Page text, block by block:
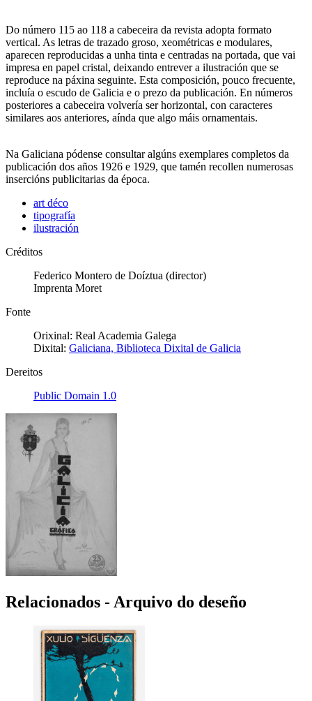
Do número 115 ao 118 a cabeceira da revista adopta formato
vertical. As letras de trazado groso, xeométricas e modulares,
aparecen reproducidas a unha tinta e centradas na portada, que vai
impresa en papel cristal, deixando entrever a ilustración que se
reproduce na páxina seguinte. Esta composición, pouco frecuente,
incluía o escudo de Galicia e o prezo da publicación. En números
posteriores a cabeceira volvería ser horizontal, con caracteres
similares aos anteriores, aínda que algo máis ornamentais.
Na Galiciana pódense consultar algúns exemplares completos da
publicación dos años 1926 e 1929, que tamén recollen numerosas
insercións publicitarias da época.
art déco
tipografía
ilustración
Créditos
Federico Montero de Doíztua (director)
Imprenta Moret
Fonte
Orixinal: Real Academia Galega
Dixital: Galiciana, Biblioteca Dixital de Galicia
Dereitos
Public Domain 1.0
Relacionados - Arquivo do deseño